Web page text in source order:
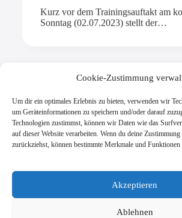
Cookie-Zustimmung
Um dir ein optimales Erlebnis zu bieten, verwenden wir
um Geräteinformationen zu speichern und/oder darauf
Technologien zustimmst, können wir Daten wie das
auf dieser Website verarbeiten. Wenn du deine
zurückziehst, können bestimmte Merkmale und Funktionen
Akzeptieren
Ablehnen
Kurz vor dem Trainingsauftakt am
Sonntag (02.07.2023) stellt der…
SV Viktoria Klein-Zimmern 1945 e.V.